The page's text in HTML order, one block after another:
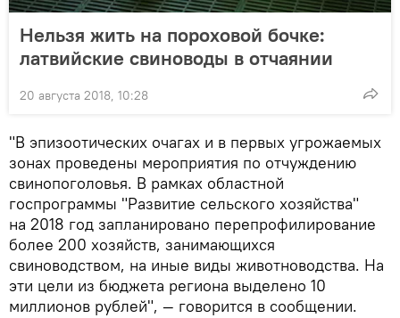
Нельзя жить на пороховой бочке:
латвийские свиноводы в отчаянии
20 августа 2018, 10:28
"В эпизоотических очагах и в первых угрожаемых
зонах проведены мероприятия по отчуждению
свинопоголовья. В рамках областной
госпрограммы "Развитие сельского хозяйства"
на 2018 год запланировано перепрофилирование
более 200 хозяйств, занимающихся
свиноводством, на иные виды животноводства. На
эти цели из бюджета региона выделено 10
миллионов рублей", — говорится в сообщении.